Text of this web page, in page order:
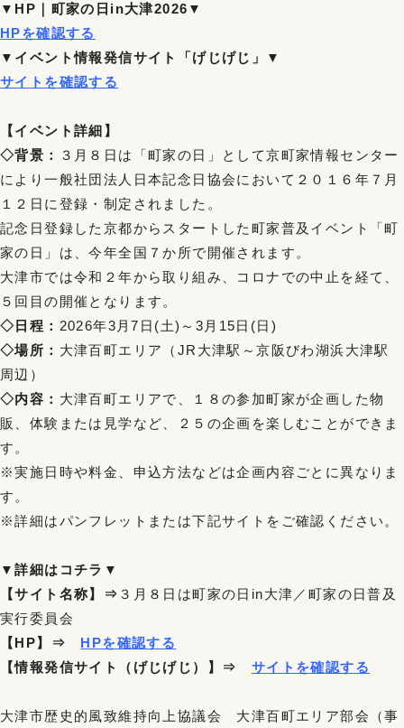
▼HP｜町家の日in大津2026▼
HPを確認する
▼イベント情報発信サイト「げじげじ」▼
サイトを確認する
【イベント詳細】
◇背景：
３月８日は「町家の日」として京町家情報センター
により一般社団法人日本記念日協会において２０１６年７月
１２日に登録・制定されました。
記念日登録した京都からスタートした町家普及イベント「町
家の日」は、今年全国７か所で開催されます。
大津市では令和２年から取り組み、コロナでの中止を経て、
５回目の開催となります。
◇日程： 2026年3月7日(土)～3月15日(日)
◇場所： 大津百町エリア（JR大津駅～京阪びわ湖浜大津駅
周辺）
◇内容： 大津百町エリアで、１８の参加町家が企画した物
販、体験または見学など、２５の企画を楽しむことができま
す。
※実施日時や料金、申込方法などは企画内容ごとに異なりま
す。
※詳細はパンフレットまたは下記サイトをご確認ください。
▼詳細はコチラ▼
【サイト名称】⇒ ３月８日は町家の日in大津／町家の日普及
実行委員会
【HP】⇒ HPを確認する
【情報発信サイト（げじげじ）】⇒
サイトを確認する
大津市歴史的風致維持向上協議会 大津百町エリア部会（事